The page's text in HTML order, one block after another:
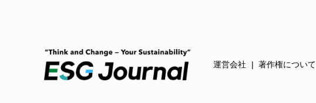
運営会社 著作権について